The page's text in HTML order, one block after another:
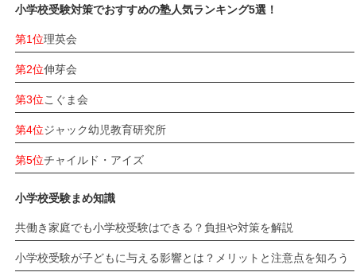
小学校受験対策でおすすめの塾人気ランキング5選！
第1位理英会
第2位伸芽会
第3位こぐま会
第4位ジャック幼児教育研究所
第5位チャイルド・アイズ
小学校受験まめ知識
共働き家庭でも小学校受験はできる？負担や対策を解説
小学校受験が子どもに与える影響とは？メリットと注意点を知ろう